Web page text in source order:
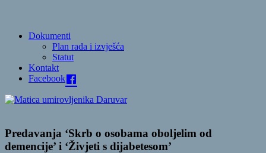
Dokumenti
Plan rada i izvješća
Statut
Kontakt
Facebook
Predavanja ‘Skrb o osobama oboljelim od
demencije’ i ‘Živjeti s dijabetesom’